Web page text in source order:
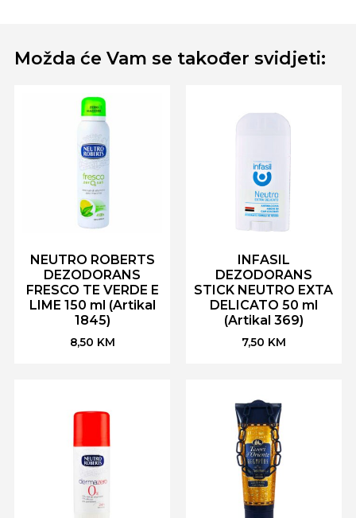
Možda će Vam se također svidjeti:
NEUTRO ROBERTS
DEZODORANS
FRESCO TE VERDE E
LIME 150 ml (Artikal
1845)
8,50 KM
INFASIL
DEZODORANS
STICK NEUTRO EXTA
DELICATO 50 ml
(Artikal 369)
7,50 KM